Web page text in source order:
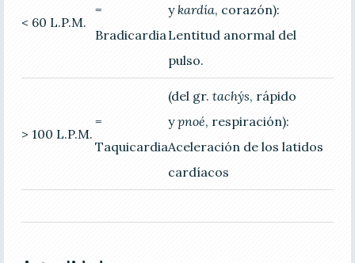
< 60 L.P.M.
=
Bradicardia
ykardía, corazón):
Lentitud anormal del
pulso.
> 100 L.P.M.
=
Taquicardia
(del gr. tachýs, rápido
ypnoé, respiración):
Aceleración de los latidos
cardíacos